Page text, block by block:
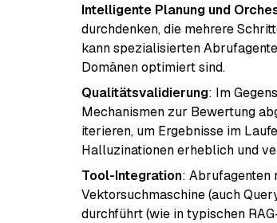
Intelligente Planung und
durchdenken, die mehrere
kann spezialisierten
Domänen optimiert sind.
Qualitätsvalidierung: Im
Mechanismen zur Bewertung
iterieren, um Ergebnisse im
Halluzinationen erheblich und
Tool-Integration: Abrufagenten
Vektorsuchmaschine (auch
durchführt (wie in typischen